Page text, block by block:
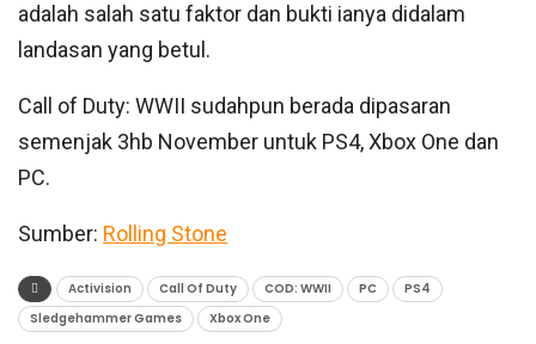
adalah salah satu faktor dan bukti ianya didalam
landasan yang betul.
Call of Duty: WWII sudahpun berada dipasaran
semenjak 3hb November untuk PS4, Xbox One dan
PC.
Sumber: Rolling Stone
Activision Call Of Duty COD: WWII PC
PS4
Sledgehammer Games
Xbox One